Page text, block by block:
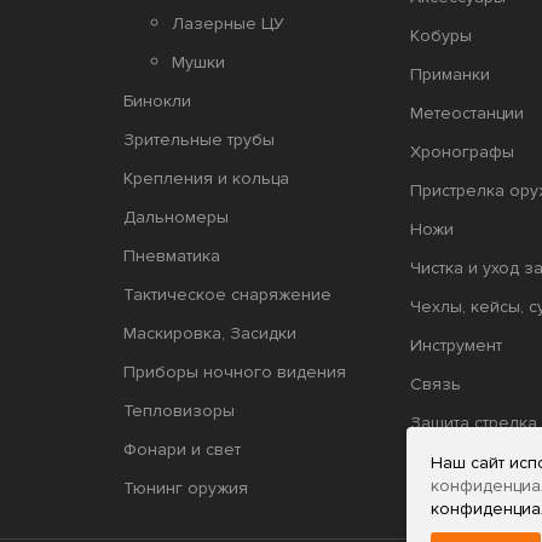
Лазерные ЦУ
Мушки
Бинокли
Зрительные трубы
Крепления и кольца
Дальномеры
Пневматика
Тактическое снаряжение
Маскировка, Засидки
Приборы ночного видения
Тепловизоры
Фонари и свет
Тюнинг оружия
Кобуры
Приманки
Метеостанции
Хронографы
Пристрелка
Ножи
Чистка и уход
Чехлы, кейсы,
Инструмент
Связь
Защита стрелка
Релоадинг
Наш сайт